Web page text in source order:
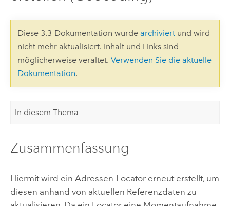
Diese 3.3-Dokumentation wurde archiviertund wird
nicht mehr aktualisiert. Inhalt und Links sind
möglicherweise veraltet. Verwenden Sie die aktuelle
Dokumentation.
In diesem Thema
Zusammenfassung
Hiermit wird ein Adressen-Locator erneut erstellt, um
diesen anhand von aktuellen Referenzdaten zu